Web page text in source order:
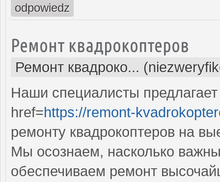
odpowiedz
Ремонт квадрокоптеров
Ремонт квадроко...
Наши специалисты
href=https://remont-
ремонту квадрокоптеров на
Мы осознаем, насколько
обеспечиваем ремонт